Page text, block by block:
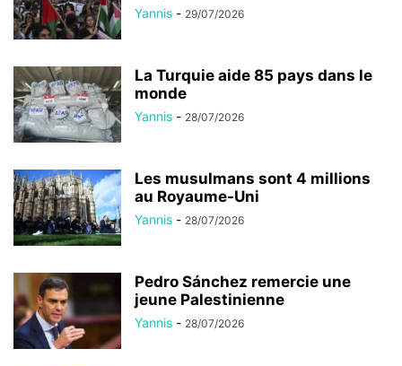
Yannis - 29/07/2026
La Turquie aide 85 pays dans le
monde
Yannis - 28/07/2026
Les musulmans sont 4 millions
au Royaume-Uni
Yannis - 28/07/2026
Pedro Sánchez remercie une
jeune Palestinienne
Yannis - 28/07/2026